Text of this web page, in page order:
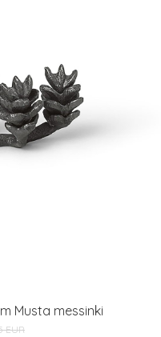
Musta messinki
EUR